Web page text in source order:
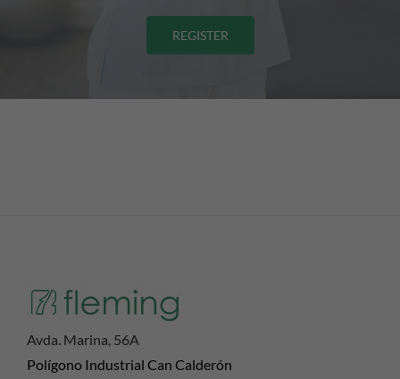
REGISTER
Avda. Marina, 56A
Polígono Industrial Can Calderón